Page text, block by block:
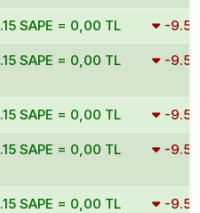
SAPE = 0,00 TL -
SAPE = 0,00 TL -
SAPE = 0,00 TL -
SAPE = 0,00 TL -
SAPE = 0,00 TL -